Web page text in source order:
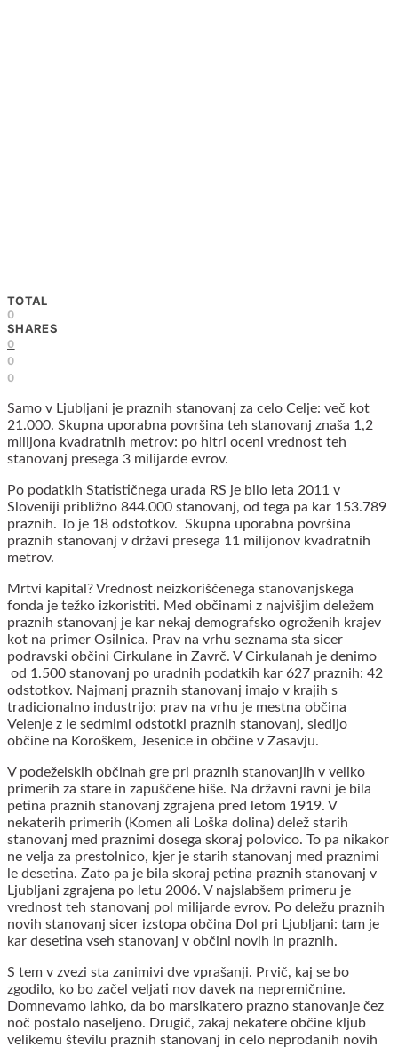
TOTAL
0
SHARES
0
0
0
Samo v Ljubljani je praznih stanovanj za celo Celje: več kot
21.000. Skupna uporabna površina teh stanovanj znaša 1,2
milijona kvadratnih metrov: po hitri oceni vrednost teh
stanovanj presega 3 milijarde evrov.
Po podatkih Statističnega urada RS je bilo leta 2011 v
Sloveniji približno 844.000 stanovanj, od tega pa kar 153.789
praznih. To je 18 odstotkov. Skupna uporabna površina
praznih stanovanj v državi presega 11 milijonov kvadratnih
metrov.
Mrtvi kapital? Vrednost neizkoriščenega stanovanjskega
fonda je težko izkoristiti. Med občinami z najvišjim deležem
praznih stanovanj je kar nekaj demografsko ogroženih krajev
kot na primer Osilnica. Prav na vrhu seznama sta sicer
podravski občini Cirkulane in Zavrč. V Cirkulanah je denimo
od 1.500 stanovanj po uradnih podatkih kar 627 praznih: 42
odstotkov. Najmanj praznih stanovanj imajo v krajih s
tradicionalno industrijo: prav na vrhu je mestna občina
Velenje z le sedmimi odstotki praznih stanovanj, sledijo
občine na Koroškem, Jesenice in občine v Zasavju.
V podeželskih občinah gre pri praznih stanovanjih v veliko
primerih za stare in zapuščene hiše. Na državni ravni je bila
petina praznih stanovanj zgrajena pred letom 1919. V
nekaterih primerih (Komen ali Loška dolina) delež starih
stanovanj med praznimi dosega skoraj polovico. To pa nikakor
ne velja za prestolnico, kjer je starih stanovanj med praznimi
le desetina. Zato pa je bila skoraj petina praznih stanovanj v
Ljubljani zgrajena po letu 2006. V najslabšem primeru je
vrednost teh stanovanj pol milijarde evrov. Po deležu praznih
novih stanovanj sicer izstopa občina Dol pri Ljubljani: tam je
kar desetina vseh stanovanj v občini novih in praznih.
S tem v zvezi sta zanimivi dve vprašanji. Prvič, kaj se bo
zgodilo, ko bo začel veljati nov davek na nepremičnine.
Domnevamo lahko, da bo marsikatero prazno stanovanje čez
noč postalo naseljeno. Drugič, zakaj nekatere občine kljub
velikemu številu praznih stanovanj in celo neprodanih novih